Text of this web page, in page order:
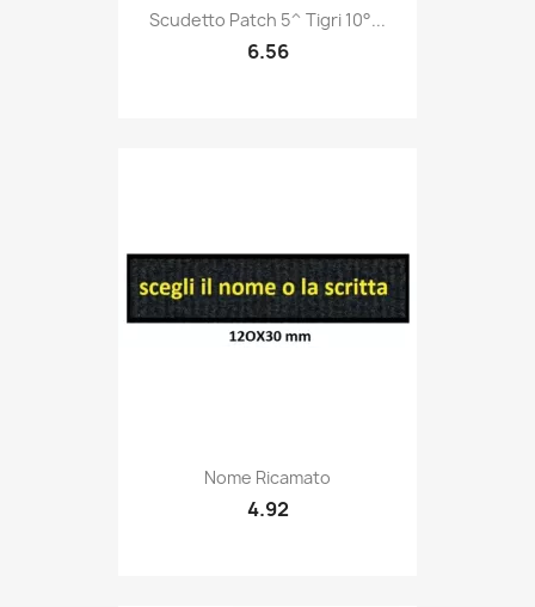
Quick view
Scudetto Patch 5^ Tigri 10°...
6.56
Quick view
Nome Ricamato
4.92